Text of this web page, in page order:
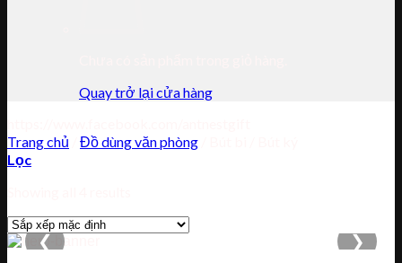
Quay trở lại cửa hàng
Trang chủ
Đồ dùng văn phòng
Lọc
❮ ❯